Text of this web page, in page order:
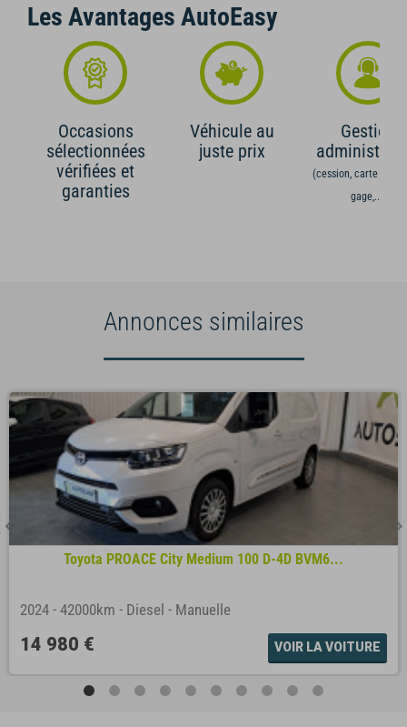
Les Avantages AutoEasy
Occasions
sélectionnées
vérifiées et
garanties
Véhicule au
juste prix
Gestion
(cession, carte grise,
gage,...)
Annonces similaires
Toyota PROACE City Medium 100 D-4D BVM6...
2024 - 42000km - Diesel - Manuelle
14 980 € VOIR LA VOITURE